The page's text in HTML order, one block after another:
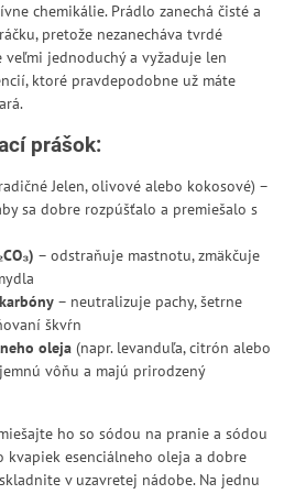
chemikálie. Prádlo zanechá čisté a
pretože nezanecháva tvrdé
veľmi jednoduchý a vyžaduje len
ktoré pravdepodobne už máte
prášok:
Jelen, olivové alebo kokosové) –
sa dobre rozpúšťalo a premiešalo s
– odstraňuje mastnotu, zmäkčuje
– neutralizuje pachy, šetrne
škvŕn
oleja (napr. levanduľa, citrón alebo
vôňu a majú prirodzený
ho so sódou na pranie a sódou
esenciálneho oleja a dobre
v uzavretej nádobe. Na jednu